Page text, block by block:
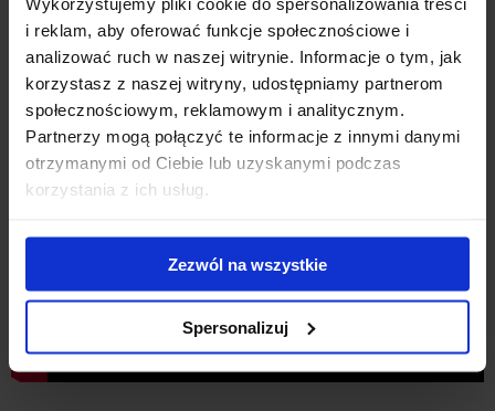
i reklam, aby oferować funkcje społecznościowe i
analizować ruch w naszej witrynie. Informacje o tym, jak
korzystasz z naszej witryny, udostępniamy partnerom
społecznościowym, reklamowym i analitycznym.
Partnerzy mogą połączyć te informacje z innymi danymi
otrzymanymi od Ciebie lub uzyskanymi podczas
korzystania z ich usług.
Zezwól na wszystkie
Spersonalizuj
Video